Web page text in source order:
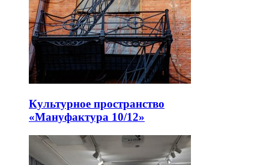
Культурное пространство
«Мануфактура 10/12»